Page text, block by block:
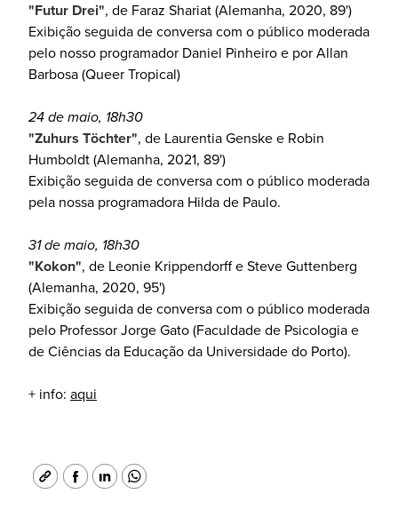
"Futur Drei", de Faraz Shariat (Alemanha, 2020, 89')
Exibição seguida de conversa com o público moderada
pelo nosso programador Daniel Pinheiro e por Allan
Barbosa (Queer Tropical)
24 de maio, 18h30
"Zuhurs Töchter", de Laurentia Genske e Robin
Humboldt (Alemanha, 2021, 89')
Exibição seguida de conversa com o público moderada
pela nossa programadora Hilda de Paulo.
31 de maio, 18h30
"Kokon", de Leonie Krippendorff e Steve Guttenberg
(Alemanha, 2020, 95')
Exibição seguida de conversa com o público moderada
pelo Professor Jorge Gato (Faculdade de Psicologia e
de Ciências da Educação da Universidade do Porto).
+ info: aqui